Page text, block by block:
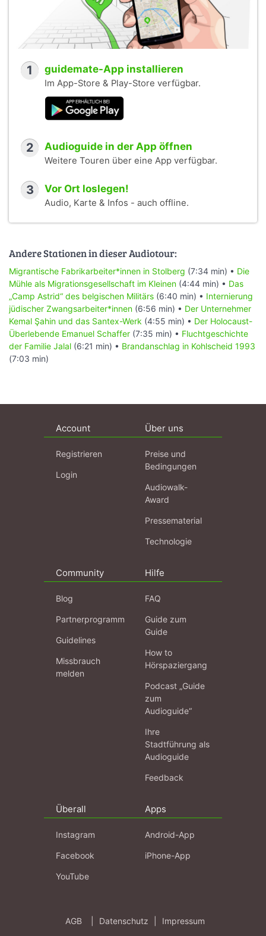
1 guidemate-App installieren
Im App-Store & Play-Store verfügbar.
2 Audioguide in der App öffnen
Weitere Touren über eine App verfügbar.
3 Vor Ort loslegen!
Audio, Karte & Infos - auch offline.
Andere Stationen in dieser Audiotour:
Migrantische Fabrikarbeiter*innen in Stolberg (7:34 min) • Die
Mühle als Migrationsgesellschaft im Kleinen (4:44 min) • Das
„Camp Astrid“ des belgischen Militärs (6:40 min) • Internierung
jüdischer Zwangsarbeiter*innen (6:56 min) • Der Unternehmer
Kemal Şahin und das Santex-Werk (4:55 min) • Der Holocaust-
Überlebende Emanuel Schaffer (7:35 min) • Fluchtgeschichte
der Familie Jalal (6:21 min) • Brandanschlag in Kohlscheid 1993
(7:03 min)
Account
Registrieren
Login
Über uns
Preise und
Bedingungen
Audiowalk-
Award
Pressematerial
Technologie
Community
Blog
Partnerprogramm
Guidelines
Missbrauch
melden
Hilfe
FAQ
Guide zum
Guide
How to
Hörspaziergang
Podcast „Guide
zum
Audioguide“
Ihre
Stadtführung als
Audioguide
Feedback
Überall
Instagram
Facebook
YouTube
Apps
Android-App
iPhone-App
AGB Datenschutz Impressum